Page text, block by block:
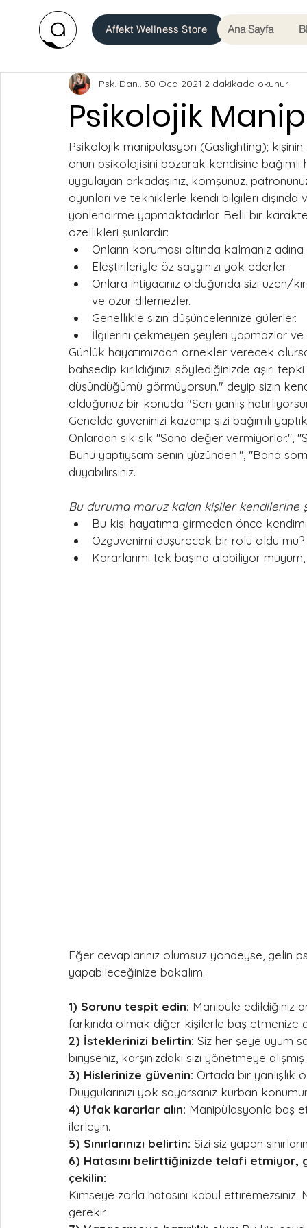
Affekt Wellness Store Ana Sayfa
Psikolojik
Psk. Dan.. 30 Oca 2021 2 dakikada okunur
Psikolojik manipülasyon (Gaslighting);
onun psikolojisini bozarak kendisine
uygulayan arkadaşınız, komşunuz,
oyunları ve tekniklerle kendi bilgileri
yönlendirme yapmaktadırlar. Belli bir
özellikleri şunlardır:
Onların koruması altında kalmanız
Eleştirileriyle öz saygınızı yok ederler.
Onlara ihtiyacınız olduğunda sizi üzen/
ve özür dilemezler.
Genellikle sizin düşüncelerinize gülerler.
İlgilerini çekmeyen şeyleri yapmazlar
Günlük hayatımızdan örnekler verecek
bahsedip kırıldığınızı söylediğinizde aşırı
düşündüğümü görmüyorsun." deyip sizin
olduğunuz bir konuda "Sen yanlış
Genelde güveninizi kazanıp sizi bağımlı
Onlardan sık sık ''Sana değer vermiyorlar.'',
Bunu yaptıysam senin yüzünden.'', ''Bana
duyabilirsiniz.
Bu duruma maruz kalan kişiler kendilerine
Bu kişi hayatıma girmeden önce
Özgüvenimi düşürecek bir rolü oldu mu?
Kararlarımı tek başına alabiliyor
Eğer cevaplarınız olumsuz yöndeyse,
yapabileceğinize bakalım.
1) Sorunu tespit edin: Manipüle edildiğiniz
farkında olmak diğer kişilerle baş etmenize
2) İsteklerinizi belirtin: Siz her şeye uyum
biriyseniz, karşınızdaki sizi yönetmeye
3) Hislerinize güvenin: Ortada bir yanlışlık
Duygularınızı yok sayarsanız kurban
4) Ufak kararlar alın: Manipülasyonla baş
ilerleyin.
5) Sınırlarınızı belirtin: Sizi siz yapan
6) Hatasını belirttiğinizde telafi
çekilin:
Kimseye zorla hatasını kabul
gerekir.